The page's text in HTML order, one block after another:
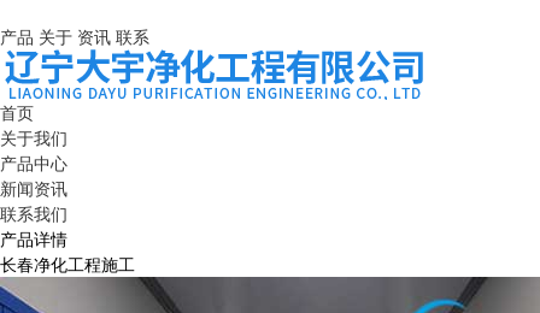
产品 关于 资讯 联系
首页
关于我们
产品中心
新闻资讯
联系我们
产品详情
长春净化工程施工